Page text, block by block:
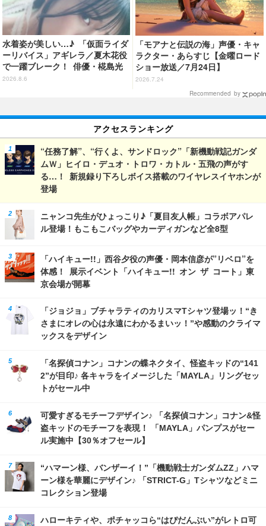
水着姿が美しい…♪ 「仮面ライダ
ーリバイス」アギレラ／夏木花役
で一躍ブレーク！ 俳優・椛島光
の2nd写真集が予約開始
2026.8.6
「モアナと伝説の海」声優・キャ
ラクター・あらすじ【金曜ロード
ショー放送／7月24日】
2026.7.24
Recommended by
アクセスランキング
“任務了解”、“行くよ、サンドロック”「新機動戦記ガンダ
ムＷ」ヒイロ・デュオ・トロワ・カトル・五飛の声がす
る…！ 新規録り下ろしボイス搭載のワイヤレスイヤホンが
登場
ニャンコ先生がひょっこり♪「夏目友人帳」コラボアパレ
ル登場！もこもこバッグやカーディガンなど全8型
「ハイキュー!!」西谷夕役の声優・岡本信彦が”リベロ”を
体感！ 展示イベント「ハイキュー!! オン ザ コート」東
京会場が開幕
「ジョジョ」ブチャラティのカリスマTシャツ登場ッ！“き
さまにオレの心は永遠にわかるまいッ！”や感動のクライマ
ックスをデザイン
「名探偵コナン」コナンの蝶ネクタイ、怪盗キッドの“141
2”が目印♪ 各キャラをイメージした「MAYLA」リングセッ
トがセール中
可愛すぎるモチーフデザイン♪ 「名探偵コナン」コナン&怪
盗キッドのモチーフを表現！ 「MAYLA」パンプスがセー
ル実施中【30％オフセール】
“ハマーン様、バンザーイ！”「機動戦士ガンダムZZ」ハマ
ーン様を華麗にデザイン♪ 「STRICT-G」Tシャツなどミニ
コレクション登場
ハローキティや、ポチャッコら“はぴだんぶい”がレトロ可